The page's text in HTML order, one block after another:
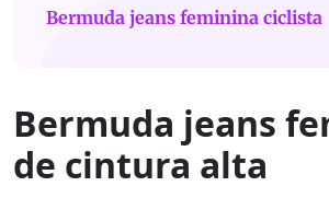
Bermuda jeans feminina ciclista
Bermuda jeans
de cintura alta